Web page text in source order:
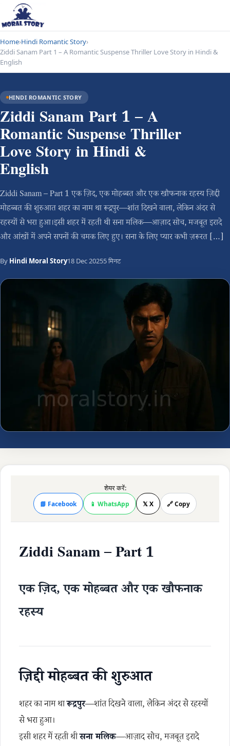
Home›Hindi Romantic Story›
Ziddi Sanam Part 1 – A Romantic Suspense Thriller Love Story in Hindi &
English
HINDI ROMANTIC STORY
Ziddi Sanam Part 1 – A
Romantic Suspense Thriller
Love Story in Hindi &
English
Ziddi Sanam – Part 1 एक ज़िद, एक मोहब्बत और एक खौफनाक रहस्य ज़िद्दी
मोहब्बत की शुरुआत शहर का नाम था रूद्रपुर—शांत दिखने वाला, लेकिन अंदर से
रहस्यों से भरा हुआ।इसी शहर में रहती थी सना मलिक—आज़ाद सोच, मजबूत इरादे
और आंखों में अपने सपनों की चमक लिए हुए। सना के लिए प्यार कभी ज़रूरत […]
By Hindi Moral Story18 Dec 20255 मिनट
शेयर करें:
📘 Facebook 📱 WhatsApp 𝕏 X 🔗 Copy
Ziddi Sanam – Part 1
एक ज़िद, एक मोहब्बत और एक खौफनाक
रहस्य
ज़िद्दी मोहब्बत की शुरुआत
शहर का नाम थारूद्रपुर—शांत दिखने वाला, लेकिन अंदर से रहस्यों
से भरा हुआ।
इसी शहर में रहती थीसना मलिक—आज़ाद सोच, मजबूत इरादे